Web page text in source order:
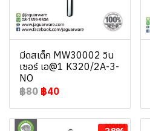
มีดสเต็ก MW30002 วิน
เซอร์ เอ@1 K320/2A-3-
NO
฿80 ฿40